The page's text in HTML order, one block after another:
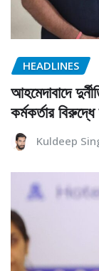
HEADLINES
আহমেদাবাদে
কর্মকর্তার
Kuldeep